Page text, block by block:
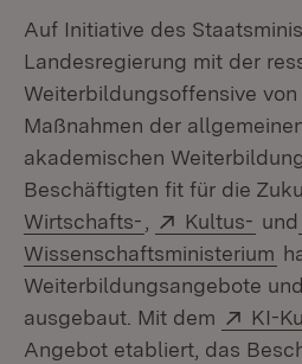
Auf Initiative des
Landesregierung mit der
Weiterbildungsoffensive von
Maßnahmen der
akademischen
Beschäftigten fit für die
Wirtschafts- (Öffnet in
Extern:
Kultus- und
Wissenschaftsministerium
Weiterbildungsangebote
ausgebaut. Mit dem
KI-
Angebot etabliert, das